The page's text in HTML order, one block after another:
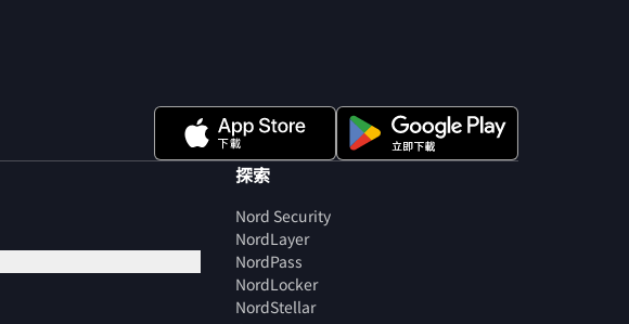
探索
Nord Security
NordLayer
NordPass
NordLocker
NordStellar